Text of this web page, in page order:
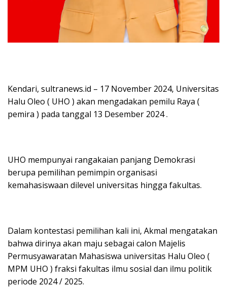
Kendari, sultranews.id – 17 November 2024, Universitas
Halu Oleo ( UHO ) akan mengadakan pemilu Raya (
pemira ) pada tanggal 13 Desember 2024 .
UHO mempunyai rangakaian panjang Demokrasi
berupa pemilihan pemimpin organisasi
kemahasiswaan dilevel universitas hingga fakultas.
Dalam kontestasi pemilihan kali ini, Akmal mengatakan
bahwa dirinya akan maju sebagai calon Majelis
Permusyawaratan Mahasiswa universitas Halu Oleo (
MPM UHO ) fraksi fakultas ilmu sosial dan ilmu politik
periode 2024 / 2025.